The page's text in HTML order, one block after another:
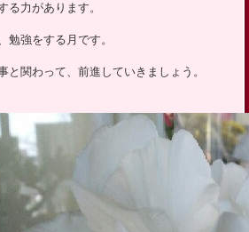
る力があります。
勉強をする月です。
と関わって、前進していきましょう。